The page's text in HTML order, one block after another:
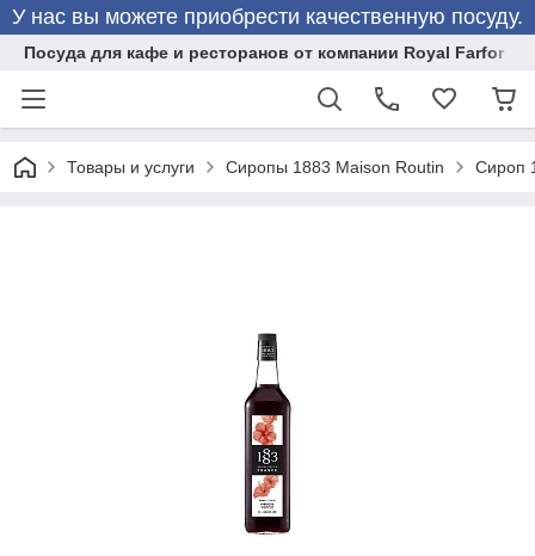
У нас вы можете приобрести качественную посуду.
Посуда для кафе и ресторанов от компании Royal Farfor
Товары и услуги Сиропы 1883 Maison Routin Сироп